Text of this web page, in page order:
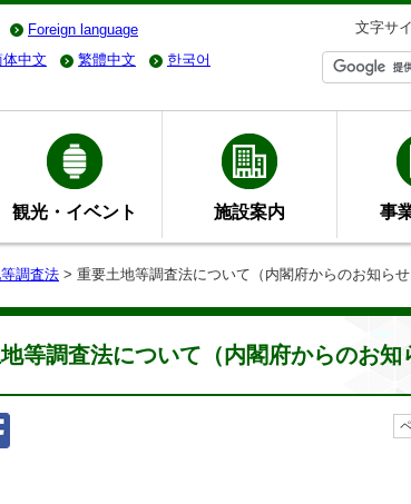
Foreign language 文字サ
体中文 繁體中文 한국어
観光・イベント 施設案内 事
調査法 > 重要土地等調査法について（内閣府からのお知らせ
等調査法について（内閣府からのお知